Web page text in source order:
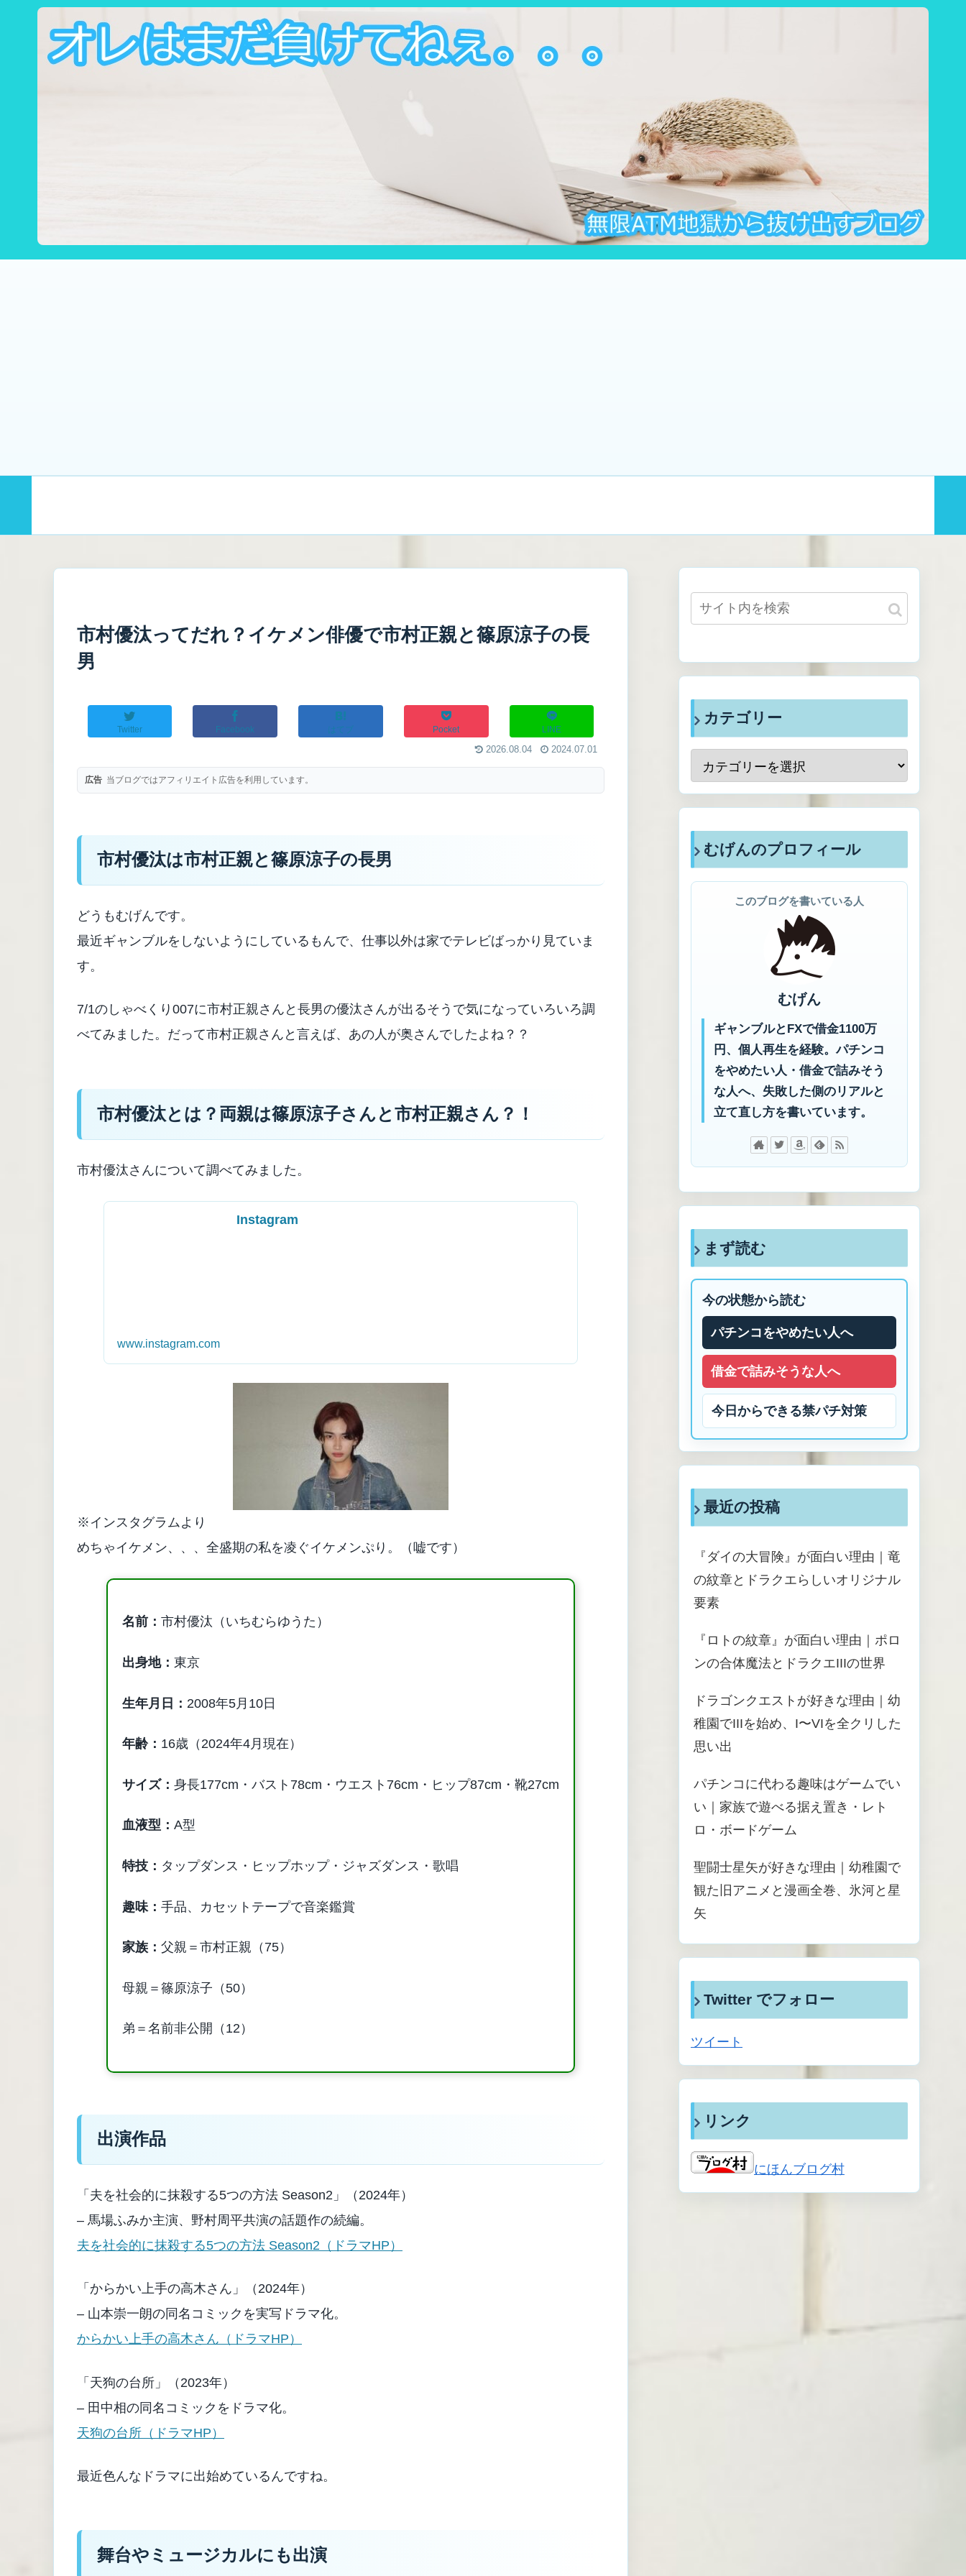
市村優汰ってだれ？イケメン俳優で市村正親と篠原涼子の長
男
Twitter Facebook はてブ Pocket LINE
2026.08.04 2024.07.01
広告 当ブログではアフィリエイト広告を利用しています。
市村優汰は市村正親と篠原涼子の長男
どうもむげんです。
最近ギャンブルをしないようにしているもんで、仕事以外は家でテレビばっかり見ていま
す。
7/1のしゃべくり007に市村正親さんと長男の優汰さんが出るそうで気になっていろいろ調
べてみました。だって市村正親さんと言えば、あの人が奥さんでしたよね？？
市村優汰とは？両親は篠原涼子さんと市村正親さん？！
市村優汰さんについて調べてみました。
Instagram
www.instagram.com
※インスタグラムより
めちゃイケメン、、、全盛期の私を凌ぐイケメンぷり。（嘘です）
名前： 市村優汰（いちむらゆうた）
出身地： 東京
生年月日： 2008年5月10日
年齢： 16歳（2024年4月現在）
サイズ： 身長177cm・バスト78cm・ウエスト76cm・ヒップ87cm・靴27cm
血液型： A型
特技： タップダンス・ヒップホップ・ジャズダンス・歌唱
趣味： 手品、カセットテープで音楽鑑賞
家族： 父親＝市村正親（75）
母親＝篠原涼子（50）
弟＝名前非公開（12）
出演作品
「夫を社会的に抹殺する5つの方法 Season2」（2024年）
– 馬場ふみか主演、野村周平共演の話題作の続編。
夫を社会的に抹殺する5つの方法 Season2（ドラマHP）
「からかい上手の高木さん」（2024年）
– 山本崇一朗の同名コミックを実写ドラマ化。
からかい上手の高木さん（ドラマHP）
「天狗の台所」（2023年）
– 田中相の同名コミックをドラマ化。
天狗の台所（ドラマHP）
最近色んなドラマに出始めているんですね。
舞台やミュージカルにも出演
カテゴリー
むげんのプロフィール
このブログを書いている人
むげん
ギャンブルとFXで借金1100万
円、個人再生を経験。パチンコ
をやめたい人・借金で詰みそう
な人へ、失敗した側のリアルと
立て直し方を書いています。
まず読む
今の状態から読む
パチンコをやめたい人へ
借金で詰みそうな人へ
今日からできる禁パチ対策
最近の投稿
『ダイの大冒険』が面白い理由｜竜
の紋章とドラクエらしいオリジナル
要素
『ロトの紋章』が面白い理由｜ポロ
ンの合体魔法とドラクエIIIの世界
ドラゴンクエストが好きな理由｜幼
稚園でIIIを始め、I〜VIを全クリした
思い出
パチンコに代わる趣味はゲームでい
い｜家族で遊べる据え置き・レト
ロ・ボードゲーム
聖闘士星矢が好きな理由｜幼稚園で
観た旧アニメと漫画全巻、氷河と星
矢
Twitter でフォロー
ツイート
リンク
にほんブログ村